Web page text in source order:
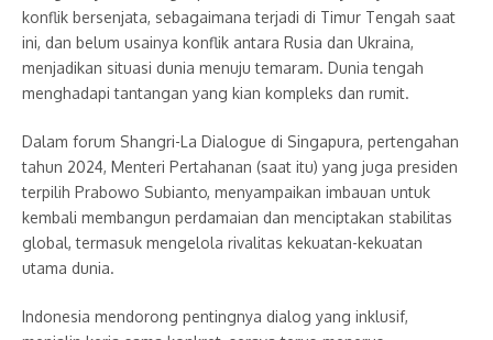
konflik bersenjata, sebagaimana terjadi di Timur Tengah saat
ini, dan belum usainya konflik antara Rusia dan Ukraina,
menjadikan situasi dunia menuju temaram. Dunia tengah
menghadapi tantangan yang kian kompleks dan rumit.
Dalam forum Shangri-La Dialogue di Singapura, pertengahan
tahun 2024, Menteri Pertahanan (saat itu) yang juga presiden
terpilih Prabowo Subianto, menyampaikan imbauan untuk
kembali membangun perdamaian dan menciptakan stabilitas
global, termasuk mengelola rivalitas kekuatan-kekuatan
utama dunia.
Indonesia mendorong pentingnya dialog yang inklusif,